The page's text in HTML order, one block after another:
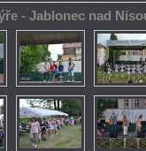
- Jablonec nad